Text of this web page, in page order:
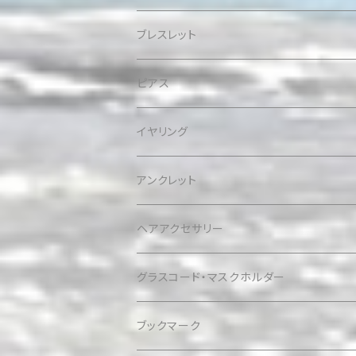
ブレスレット
ピアス
イヤリング
アンクレット
ヘアアクセサリー
グラスコード・マスクホルダー
ブックマーク